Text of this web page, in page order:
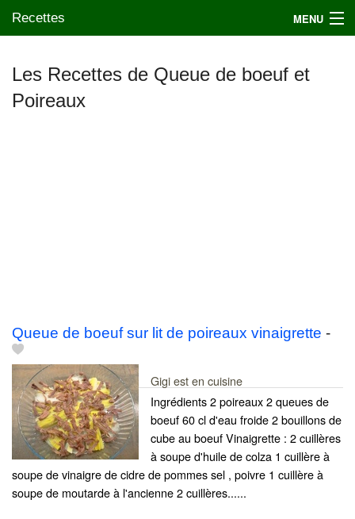
Recettes MENU
Mes blogs préférés
Les Recettes de Queue de boeuf et
Poireaux
Queue de boeuf sur lit de poireaux vinaigrette -
Gigi est en cuisine
Ingrédients 2 poireaux 2 queues de
boeuf 60 cl d'eau froide 2 bouillons de
cube au boeuf Vinaigrette : 2 cuillères
à soupe d'huile de colza 1 cuillère à
soupe de vinaigre de cidre de pommes sel , poivre 1 cuillère à
soupe de moutarde à l'ancienne 2 cuillères......